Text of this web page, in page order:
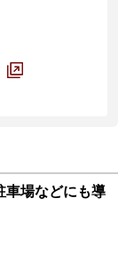
車場などにも導